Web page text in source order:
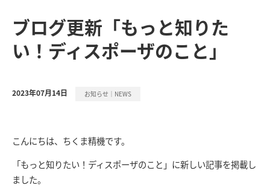
ブログ更新「もっと知りた
い！ディスポーザのこと」
2023年07月14日 お知らせ｜NEWS
こんにちは、ちくま精機です。
「もっと知りたい！ディスポーザのこと」に新しい記事を掲載し
ました。